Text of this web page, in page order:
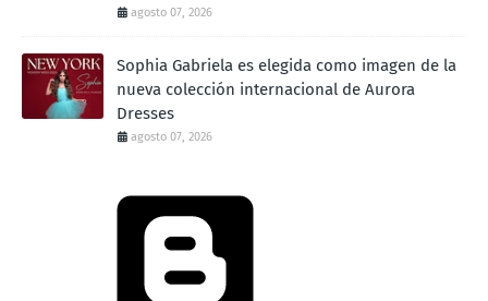
agosto 07, 2026
Sophia Gabriela es elegida como imagen de la
nueva colección internacional de Aurora
Dresses
agosto 07, 2026